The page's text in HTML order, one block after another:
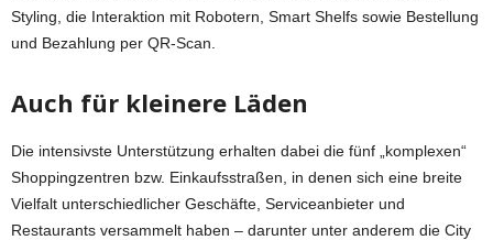
Styling, die Interaktion mit Robotern, Smart Shelfs sowie Bestellung
und Bezahlung per QR-Scan.
Auch für kleinere Läden
Die intensivste Unterstützung erhalten dabei die fünf „komplexen“
Shoppingzentren bzw. Einkaufsstraßen, in denen sich eine breite
Vielfalt unterschiedlicher Geschäfte, Serviceanbieter und
Restaurants versammelt haben – darunter unter anderem die City